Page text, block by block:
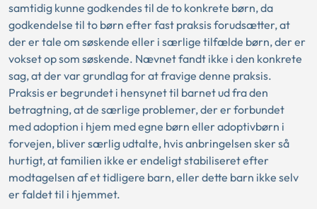
samtidig kunne godkendes til de to konkrete børn, da
godkendelse til to børn efter fast praksis forudsætter, at
der er tale om søskende eller i særlige tilfælde børn, der er
vokset op som søskende. Nævnet fandt ikke i den konkrete
sag, at der var grundlag for at fravige denne praksis.
Praksis er begrundet i hensynet til barnet ud fra den
betragtning, at de særlige problemer, der er forbundet
med adoption i hjem med egne børn eller adoptivbørn i
forvejen, bliver særlig udtalte, hvis anbringelsen sker så
hurtigt, at familien ikke er endeligt stabiliseret efter
modtagelsen af et tidligere barn, eller dette barn ikke selv
er faldet til i hjemmet.